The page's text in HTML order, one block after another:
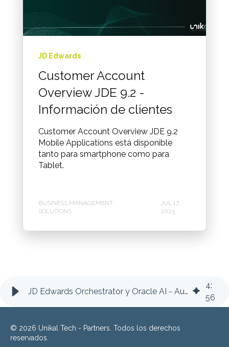
JD Edwards
Customer Account
Overview JDE 9.2 -
Información de clientes
Customer Account Overview JDE 9.2
Mobile Applications está disponible
tanto para smartphone como para
Tablet.
BUSINESS MANAGEMENT
SOLUTIONS
JUL 17,
2025
JD Edwards Orchestrator y Oracle AI - Automatización inteligente
4:
56
© 2026 Unikal Tech - Partners. Todos los derechos
reservados.